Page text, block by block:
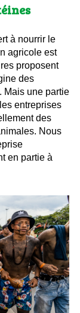
à nourrir le
agricole est
proposent
des
Mais une partie
entreprises
des
Nous
en partie à